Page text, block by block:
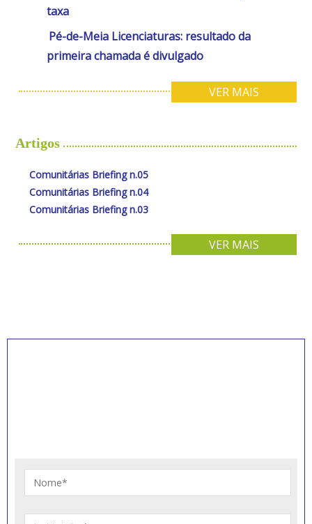
taxa
Pé-de-Meia Licenciaturas: resultado da
primeira chamada é divulgado
VER MAIS
Artigos
Comunitárias Briefing n.05
Comunitárias Briefing n.04
Comunitárias Briefing n.03
VER MAIS